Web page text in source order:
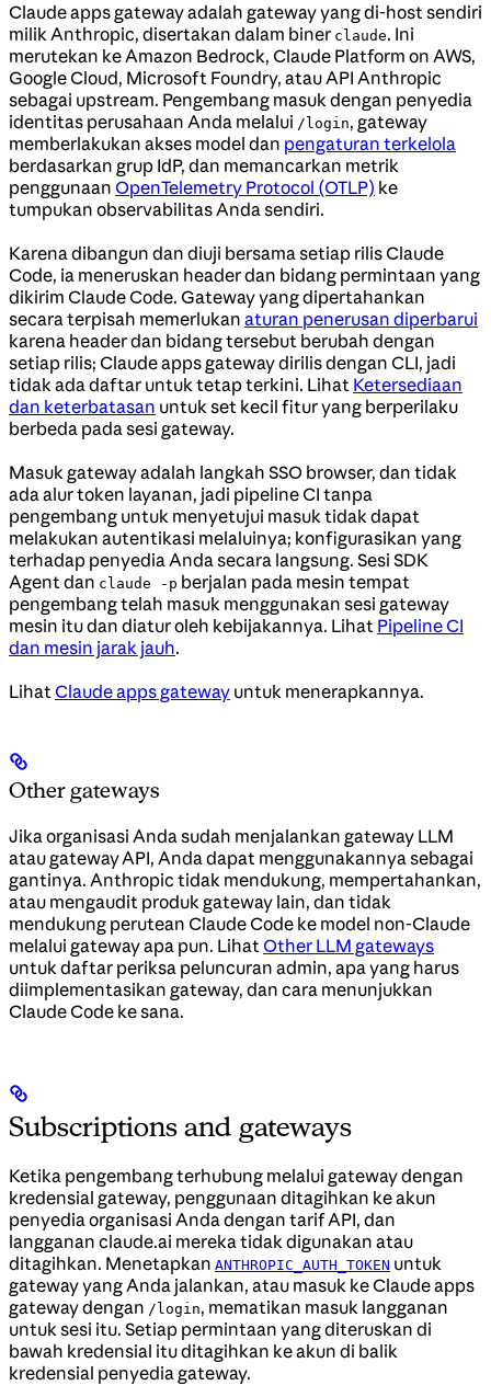
Claude apps gateway adalah gateway yang di-host sendiri
milik Anthropic, disertakan dalam biner claude. Ini
merutekan ke Amazon Bedrock, Claude Platform on AWS,
Google Cloud, Microsoft Foundry, atau API Anthropic
sebagai upstream. Pengembang masuk dengan penyedia
identitas perusahaan Anda melalui /login, gateway
memberlakukan akses model dan pengaturan terkelola
berdasarkan grup IdP, dan memancarkan metrik
penggunaan OpenTelemetry Protocol (OTLP) ke
tumpukan observabilitas Anda sendiri.
Karena dibangun dan diuji bersama setiap rilis Claude
Code, ia meneruskan header dan bidang permintaan yang
dikirim Claude Code. Gateway yang dipertahankan
secara terpisah memerlukan aturan penerusan diperbarui
karena header dan bidang tersebut berubah dengan
setiap rilis; Claude apps gateway dirilis dengan CLI, jadi
tidak ada daftar untuk tetap terkini. Lihat Ketersediaan
dan keterbatasan untuk set kecil fitur yang berperilaku
berbeda pada sesi gateway.
Masuk gateway adalah langkah SSO browser, dan tidak
ada alur token layanan, jadi pipeline CI tanpa
pengembang untuk menyetujui masuk tidak dapat
melakukan autentikasi melaluinya; konfigurasikan yang
terhadap penyedia Anda secara langsung. Sesi SDK
Agent dan claude -p berjalan pada mesin tempat
pengembang telah masuk menggunakan sesi gateway
mesin itu dan diatur oleh kebijakannya. Lihat Pipeline CI
dan mesin jarak jauh.
LihatClaude apps gateway untuk menerapkannya.
Other gateways
Jika organisasi Anda sudah menjalankan gateway LLM
atau gateway API, Anda dapat menggunakannya sebagai
gantinya. Anthropic tidak mendukung, mempertahankan,
atau mengaudit produk gateway lain, dan tidak
mendukung perutean Claude Code ke model non-Claude
melalui gateway apa pun. LihatOther LLM gateways
untuk daftar periksa peluncuran admin, apa yang harus
diimplementasikan gateway, dan cara menunjukkan
Claude Code ke sana.
Subscriptions and gateways
Ketika pengembang terhubung melalui gateway dengan
kredensial gateway, penggunaan ditagihkan ke akun
penyedia organisasi Anda dengan tarif API, dan
langganan claude.ai mereka tidak digunakan atau
ditagihkan. Menetapkan ANTHROPIC_AUTH_TOKEN untuk
gateway yang Anda jalankan, atau masuk ke Claude apps
gateway dengan /login, mematikan masuk langganan
untuk sesi itu. Setiap permintaan yang diteruskan di
bawah kredensial itu ditagihkan ke akun di balik
kredensial penyedia gateway.